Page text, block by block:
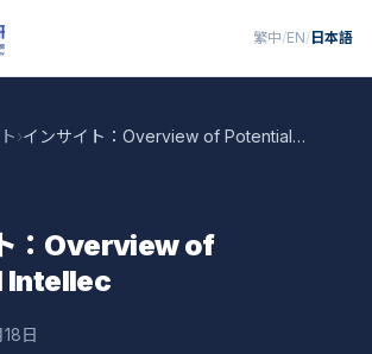
繁中/EN/ 日本語
› インサイト：Overview of Potential Intellec
：Overview of
Intellec
日